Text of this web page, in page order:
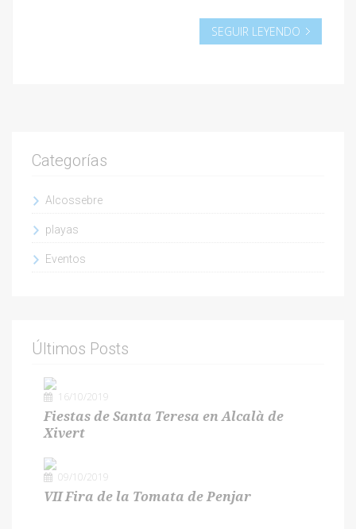
SEGUIR LEYENDO
Categorías
Alcossebre
playas
Eventos
Últimos Posts
16/10/2019
Fiestas de Santa Teresa en Alcalà de
Xivert
09/10/2019
VII Fira de la Tomata de Penjar